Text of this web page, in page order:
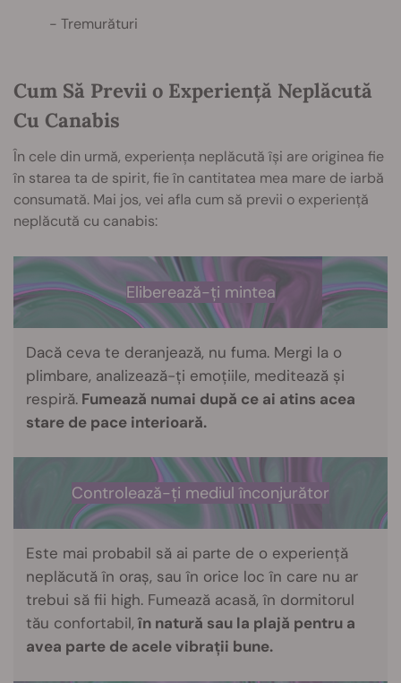
Tremurături
Cum Să Previi o Experiență Neplăcută
Cu Canabis
În cele din urmă, experiența neplăcută își are originea fie
în starea ta de spirit, fie în cantitatea mea mare de iarbă
consumată. Mai jos, vei afla cum să previi o experiență
neplăcută cu canabis:
Eliberează-ți mintea
Dacă ceva te deranjează, nu fuma. Mergi la o
plimbare, analizează-ți emoțiile, meditează și
respiră. Fumează numai după ce ai atins acea
stare de pace interioară.
Controlează-ți mediul înconjurător
Este mai probabil să ai parte de o experiență
neplăcută în oraș, sau în orice loc în care nu ar
trebui să fii high. Fumează acasă, în dormitorul
tău confortabil, în natură sau la plajă pentru a
avea parte de acele vibrații bune.